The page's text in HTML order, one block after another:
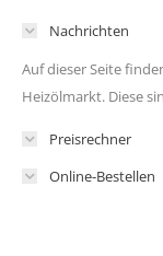
Nachrichten
Auf dieser Seite
Heizölmarkt. Diese
Preisrechner
Online-Bestellen